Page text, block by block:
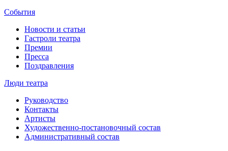
События
Новости и статьи
Гастроли театра
Премии
Пресса
Поздравления
Люди театра
Руководство
Контакты
Артисты
Художественно-постановочный состав
Административный состав